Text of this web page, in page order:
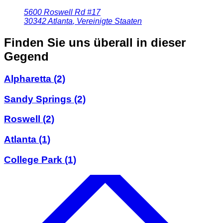
5600 Roswell Rd #17
30342Atlanta, Vereinigte Staaten
Finden Sie uns überall in dieser
Gegend
Alpharetta (2)
Sandy Springs (2)
Roswell
(2)
Atlanta (1)
College Park (1)